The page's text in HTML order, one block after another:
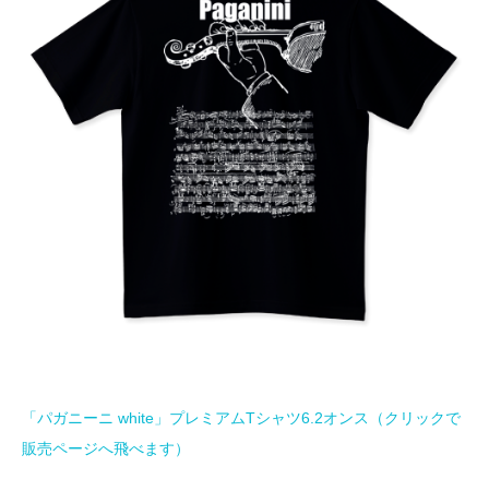
「パガニーニ white」プレミアムTシャツ6.2オンス（クリックで
販売ページへ飛べます）